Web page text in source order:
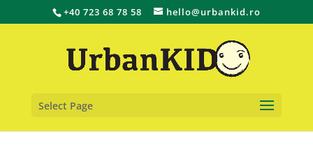
+40 723 68 78 58 hello@urbankid.ro
Select Page